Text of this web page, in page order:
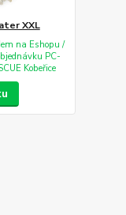
XXL
na Eshopu /
PC-
Kobeřice